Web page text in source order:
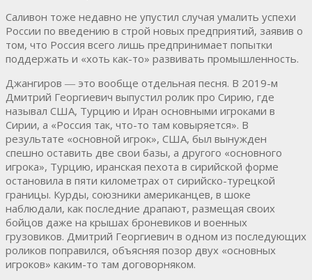
Саливон тоже недавно не упустил случая умалить успехи
России по введению в строй новых предприятий, заявив о
том, что Россия всего лишь предпринимает попытки
поддержать и «хоть как-то» развивать промышленность.
Джангиров ― это вообще отдельная песня. В 2019-м
Дмитрий Георгиевич выпустил ролик про Сирию, где
называл США, Турцию и Иран основными игроками в
Сирии, а «Россия так, что-то там ковыряется». В
результате «основной игрок», США, был вынужден
спешно оставить две свои базы, а другого «основного
игрока», Турцию, иранская пехота в сирийской форме
остановила в пяти километрах от сирийско-турецкой
границы. Курды, союзники американцев, в шоке
наблюдали, как последние драпают, размещая своих
бойцов даже на крышах броневиков и военных
грузовиков. Дмитрий Георгиевич в одном из последующих
роликов поправился, объясняя позор двух «основных
игроков» каким-то там договорняком.